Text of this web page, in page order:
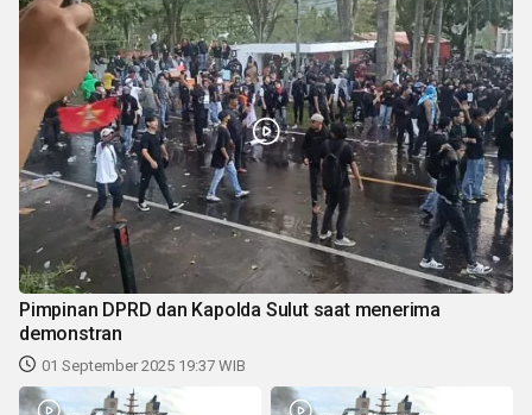
Pimpinan DPRD dan Kapolda Sulut saat menerima
demonstran
01 September 2025 19:37 WIB